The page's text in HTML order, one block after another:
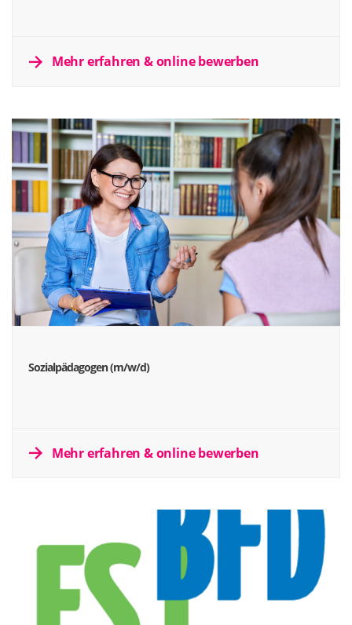
Mehr erfahren & online bewerben
Sozialpädagogen (m/w/d)
Mehr erfahren & online bewerben